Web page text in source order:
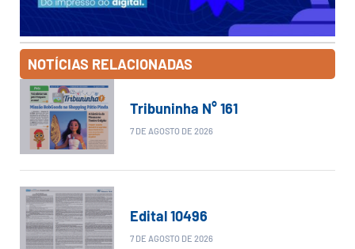
NOTÍCIAS RELACIONADAS
Tribuninha N° 161
7 DE AGOSTO DE 2026
Edital 10496
7 DE AGOSTO DE 2026